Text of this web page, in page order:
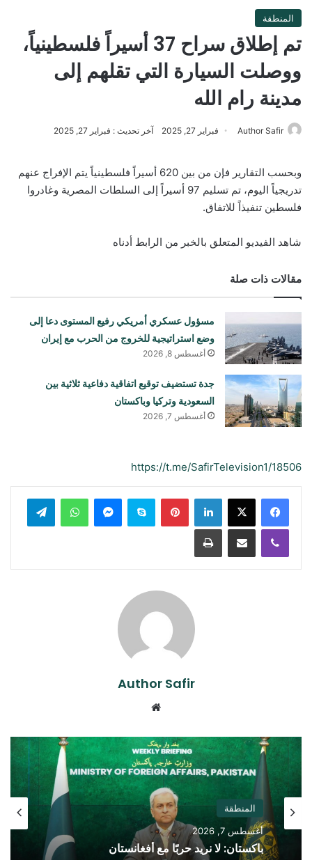
المنطقة
تم إطلاق سراح 37 أسيراً فلسطينياً،
ووصلت السيارة التي تقلهم إلى
مدينة رام الله
Author Safir فبراير 27, 2025 آخر تحديث : فبراير 27, 2025
وبحسب التقارير فإن من بين 620 أسيراً فلسطينياً يتم الإفراج عنهم
تدريجياً اليوم، تم تسليم 97 أسيراً إلى السلطات المصرية وغادروا
فلسطين تنفيذاً للاتفاق.
شاهد الفيديو المتعلق بالخبر من الرابط أدناه
مقالات ذات صلة
مسؤول عسكري أمريكي رفيع المستوى دعا إلى
وضع استراتيجية للخروج من الحرب مع إيران
أغسطس 8, 2026
جدة تستضيف توقيع اتفاقية دفاعية ثلاثية بين
السعودية وتركيا وباكستان
أغسطس 7, 2026
https://t.me/SafirTelevision1/18506
لينكدإن بينتيريستسكايب ماسنجر واتساب تيلقرام
ڤايبر مشاركة عبر البريد طباعة
Author Safir
المنطقة
أغسطس 7, 2026
باكستان: لا نريد حربًا مع أفغانستان